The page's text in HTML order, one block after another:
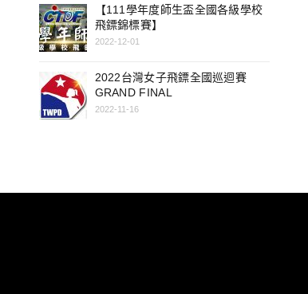
【111學年度師生盃全國各級學校
飛鏢錦標賽】
2022-12-01
2022台灣女子飛鏢全國巡迴賽
GRAND FINAL
2022-11-16